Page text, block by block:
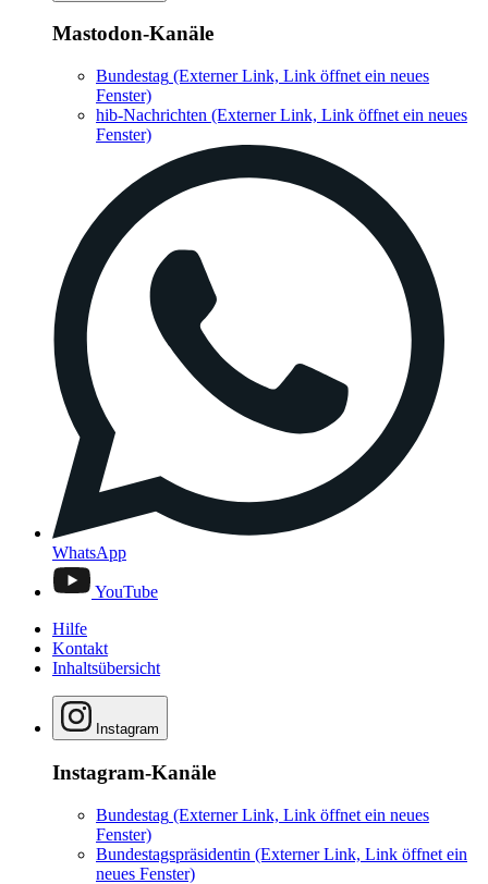
Mastodon-Kanäle
Bundestag (Externer Link, Link öffnet ein neues
Fenster)
hib-Nachrichten (Externer Link, Link öffnet ein neues
Fenster)
WhatsApp
YouTube
Hilfe
Kontakt
Inhaltsübersicht
Instagram
Instagram-Kanäle
Bundestag (Externer Link, Link öffnet ein neues
Fenster)
Bundestagspräsidentin (Externer Link, Link öffnet ein
neues Fenster)